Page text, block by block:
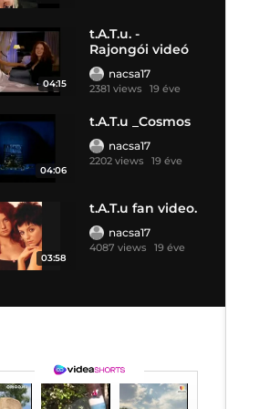
04:15
t.A.T.u. -
Rajongói videó
nacsa17
2381 views 19 éve
04:06
t.A.T.u _Cosmos
nacsa17
2202 views 19 éve
03:58
t.A.T.u fan video.
nacsa17
4087 views 19 éve